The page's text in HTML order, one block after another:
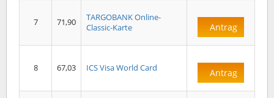
7 71,90
TARGOBANK Online-
Classic-Karte
Antrag
8 67,03 ICS Visa World Card Antrag